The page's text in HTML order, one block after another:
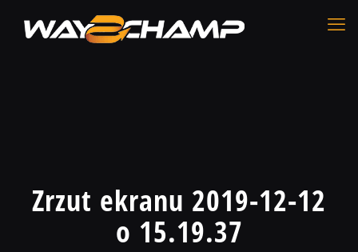
Zrzut ekranu 2019-12-12
o 15.19.37